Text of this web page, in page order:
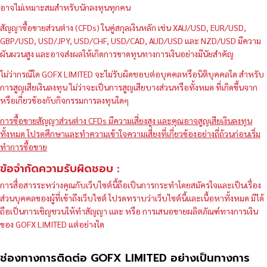
อาจไม่เหมาะสมสำหรับนักลงทุนทุกคน
สัญญาซื้อขายส่วนต่าง (CFDs) ในคู่สกุลเงินหลัก เช่น XAU/USD, EUR/USD,
GBP/USD, USD/JPY, USD/CHF, USD/CAD, AUD/USD และ NZD/USD มีความ
ผันผวนสูง และอาจส่งผลให้เกิดการขาดทุนทางการเงินอย่างมีนัยสำคัญ
ไม่ว่ากรณีใด GOFX LIMITED จะไม่รับผิดชอบต่อบุคคลหรือนิติบุคคลใด สำหรับ
การสูญเสียเงินลงทุน ไม่ว่าจะเป็นการสูญเสียบางส่วนหรือทั้งหมด ที่เกิดขึ้นจาก
หรือเกี่ยวข้องกับกิจกรรมการลงทุนใดๆ
การซื้อขายสัญญาส่วนต่าง CFDs มีความเสี่ยงสูง และคุณอาจสูญเสียเงินลงทุน
ทั้งหมด โปรดศึกษาและทำความเข้าใจความเสี่ยงที่เกี่ยวข้องอย่างถี่ถ้วนก่อนเริ่ม
ทำการซื้อขาย
ข้อจำกัดความรับผิดชอบ :
การสื่อสารระหว่างคุณกับเว็บไซต์นี้ถือเป็นการกระทำโดยสมัครใจและเป็นเรื่อง
ส่วนบุคคลของผู้ที่เข้าถึงเว็บไซต์ โปรดทราบว่าเว็บไซต์นี้และเนื้อหาทั้งหมด มิได้
ถือเป็นการเชิญชวนให้ทำสัญญา และ หรือ การเสนอขายผลิตภัณฑ์ทางการเงิน
ของ GOFX LIMITED แต่อย่างใด
ช่องทางการติดต่อ GOFX LIMITED อย่างเป็นทางการ